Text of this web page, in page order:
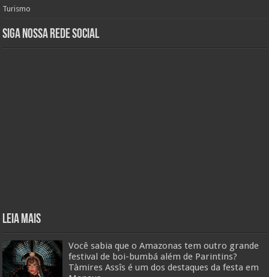
Turismo
Siga nossa rede social
Leia mais
Você sabia que o Amazonas tem outro grande
festival de boi-bumbá além de Parintins?
Tàmires Assîs é um dos destaques da festa em